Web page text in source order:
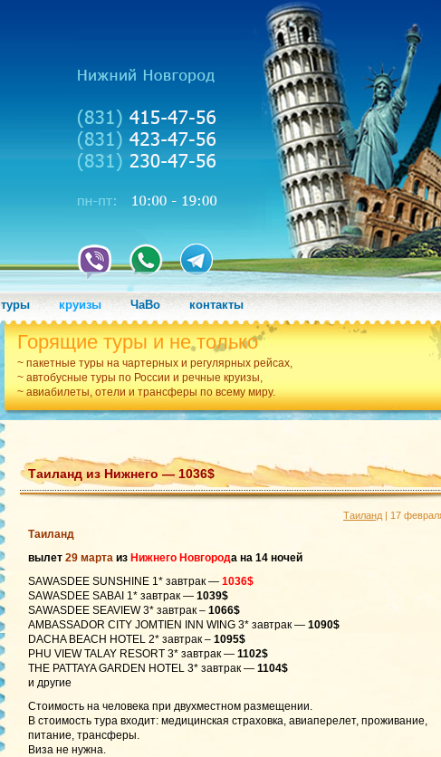
туры круизы ЧаВо контакты
Горящие туры и не только
~ пакетные туры на чартерных и регулярных рейсах,
~ автобусные туры по России и речные круизы,
~ авиабилеты, отели и трансферы по всему миру.
Таиланд из Нижнего — 1036$
Таиланд | 17
Таиланд
вылет 29 марта из Нижнего Новгорода на 14 ночей
SAWASDEE SUNSHINE 1* завтрак — 1036$
SAWASDEE SABAI 1* завтрак — 1039$
SAWASDEE SEAVIEW 3* завтрак – 1066$
AMBASSADOR CITY JOMTIEN INN WING 3* завтрак — 1090$
DACHA BEACH HOTEL 2* завтрак – 1095$
PHU VIEW TALAY RESORT 3* завтрак — 1102$
THE PATTAYA GARDEN HOTEL 3* завтрак — 1104$
и другие
Стоимость на человека при двухместном размещении.
В стоимость тура входит: медицинская страховка, авиаперелет, проживание,
питание, трансферы.
Виза не нужна.